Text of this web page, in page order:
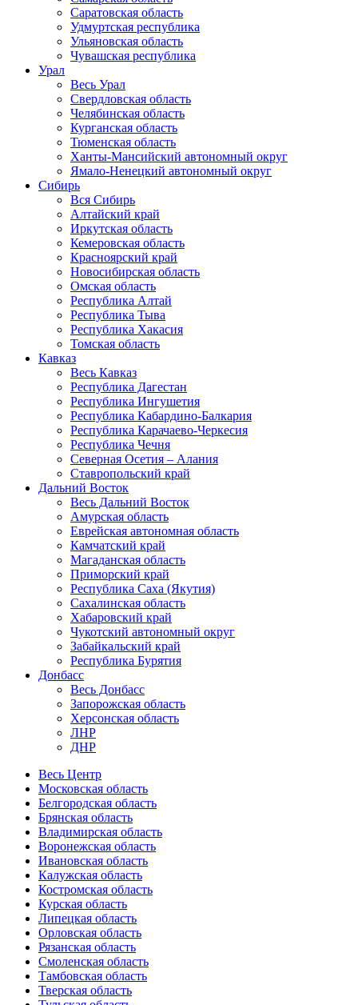
Саратовская область
Удмуртская республика
Ульяновская область
Чувашская республика
Урал
Весь Урал
Свердловская область
Челябинская область
Курганская область
Тюменская область
Ханты-Мансийский автономный округ
Ямало-Ненецкий автономный округ
Сибирь
Вся Сибирь
Алтайский край
Иркутская область
Кемеровская область
Красноярский край
Новосибирская область
Омская область
Республика Алтай
Республика Тыва
Республика Хакасия
Томская область
Кавказ
Весь Кавказ
Республика Дагестан
Республика Ингушетия
Республика Кабардино-Балкария
Республика Карачаево-Черкесия
Республика Чечня
Северная Осетия – Алания
Ставропольский край
Дальний Восток
Весь Дальний Восток
Амурская область
Еврейская автономная область
Камчатский край
Магаданская область
Приморский край
Республика Саха (Якутия)
Сахалинская область
Хабаровский край
Чукотский автономный округ
Забайкальский край
Республика Бурятия
Донбасс
Весь Донбасс
Запорожская область
Херсонская область
ЛНР
ДНР
Весь Центр
Московская область
Белгородская область
Брянская область
Владимирская область
Воронежская область
Ивановская область
Калужская область
Костромская область
Курская область
Липецкая область
Орловская область
Рязанская область
Смоленская область
Тамбовская область
Тверская область